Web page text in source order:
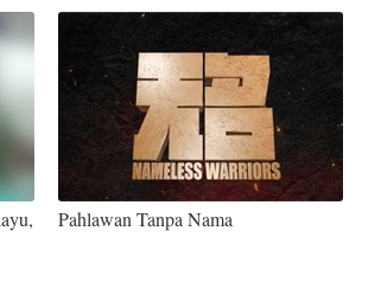
Pahlawan Tanpa Nama